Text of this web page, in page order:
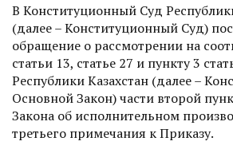
В Конституционный Суд
(далее – Конституционный Суд)
обращение о рассмотрении на
статьи 13, статье 27 и пункту 3
Республики Казахстан (далее –
Основной Закон) части второй
Закона об исполнительном
третьего примечания к Приказу.